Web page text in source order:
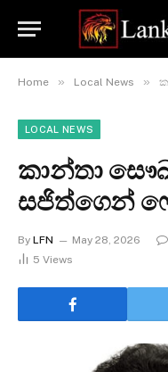
Home » Local News »
LOCAL NEWS
කාන්තා
සජිත්ගෙන්
By LFN May 28, 2026
5 Views